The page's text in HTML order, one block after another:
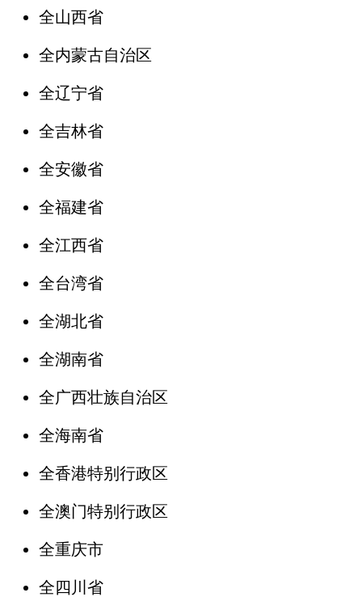
全山西省
全内蒙古自治区
全辽宁省
全吉林省
全安徽省
全福建省
全江西省
全台湾省
全湖北省
全湖南省
全广西壮族自治区
全海南省
全香港特别行政区
全澳门特别行政区
全重庆市
全四川省